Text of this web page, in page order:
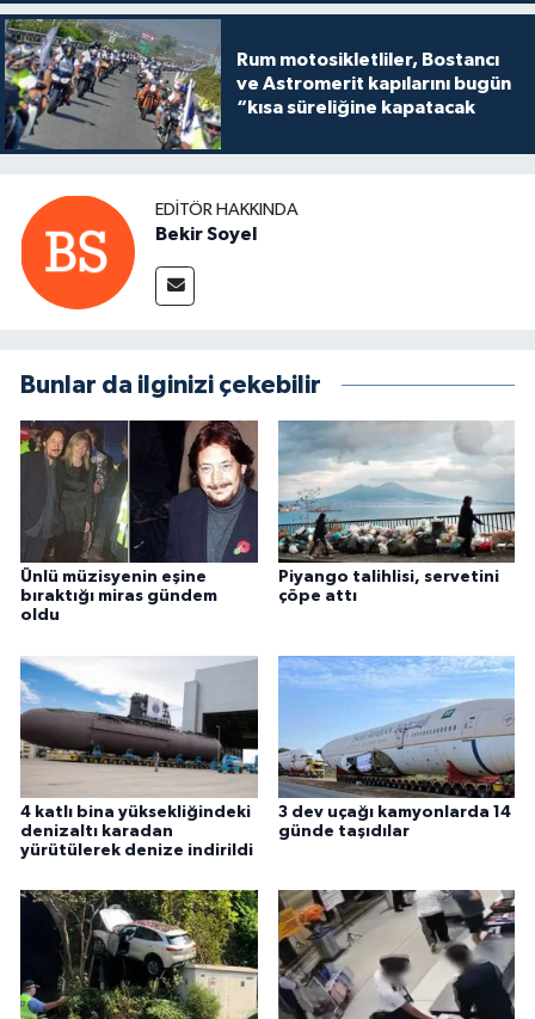
Rum motosikletliler, Bostancı
ve Astromerit kapılarını bugün
“kısa süreliğine kapatacak
EDITÖR HAKKINDA
Bekir Soyel
Bunlar da ilginizi çekebilir
Ünlü müzisyenin eşine
bıraktığı miras gündem
oldu
Piyango talihlisi, servetini
çöpe attı
4 katlı bina yüksekliğindeki
denizaltı karadan
yürütülerek denize indirildi
3 dev uçağı kamyonlarda 14
günde taşıdılar